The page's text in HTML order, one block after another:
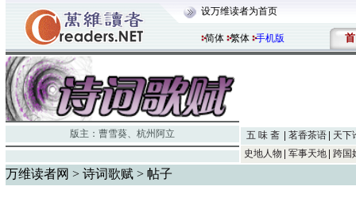
设万维读者为首页
简体 繁体 手机版 首
版主： 曹雪葵、 杭州阿立 五 味 斋 茗香茶语
天下
史地人物
军事天地 跨国
万维读者网 > 诗词歌赋 > 帖子